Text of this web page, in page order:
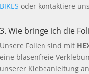
BIKES oder kontaktiere
3. Wie bringe ich die
Unsere Folien sind mit
eine blasenfreie
unserer Klebeanleitung